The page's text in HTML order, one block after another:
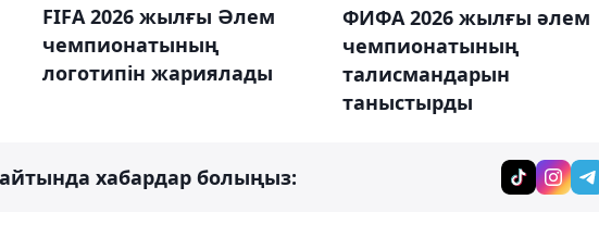
FIFA 2026 жылғы Әлем
чемпионатының
логотипін жариялады
ФИФА 2026 жылғы әлем
чемпионатының
талисмандарын
таныстырды
хабардар болыңыз: